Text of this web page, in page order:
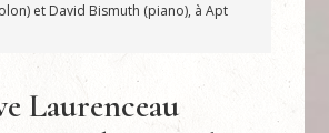
et David Bismuth (piano), à Apt
Laurenceau